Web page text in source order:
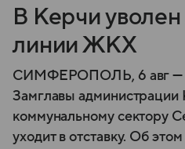
В Керчи
линии ЖКХ
СИМФЕРОПОЛЬ, 6 авг —
Замглавы
коммунальному сектору
уходит в отставку. Об